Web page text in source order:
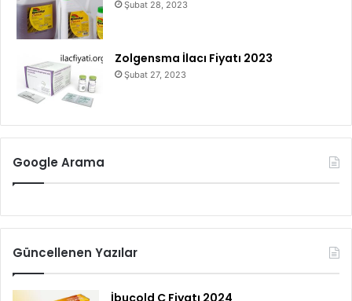
Şubat 28, 2023
Zolgensma İlacı Fiyatı 2023
Şubat 27, 2023
Google Arama
Güncellenen Yazılar
İbucold C Fiyatı 2024